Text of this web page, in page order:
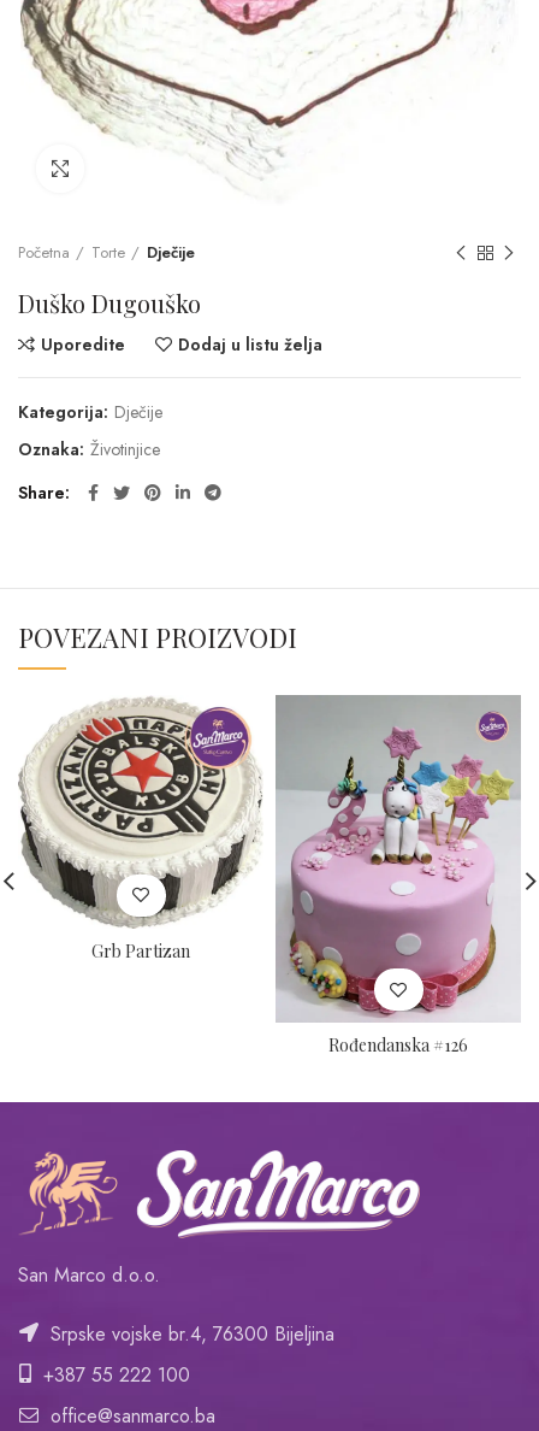
Početna Torte Dječije
Duško Dugouško
Uporedite Dodaj u listu želja
Kategorija: Dječije
Oznaka: Životinjice
Share
POVEZANI PROIZVODI
Grb Partizan
Rođendanska #126
San Marco d.o.o.
Srpske vojske br.4, 76300 Bijeljina
+387 55 222 100
office@sanmarco.ba